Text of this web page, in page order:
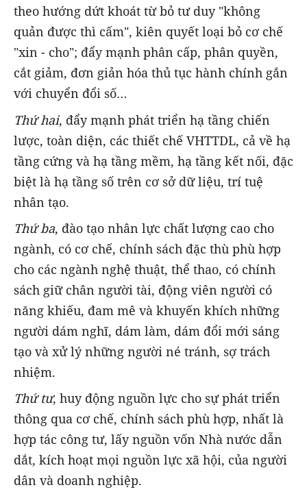
theo hướng dứt khoát từ bỏ tư duy "không
quản được thì cấm", kiên quyết loại bỏ cơ chế
"xin - cho"; đẩy mạnh phân cấp, phân quyền,
cắt giảm, đơn giản hóa thủ tục hành chính gắn
với chuyển đổi số…
Thứ hai, đẩy mạnh phát triển hạ tầng chiến
lược, toàn diện, các thiết chế VHTTDL, cả về hạ
tầng cứng và hạ tầng mềm, hạ tầng kết nối, đặc
biệt là hạ tầng số trên cơ sở dữ liệu, trí tuệ
nhân tạo.
Thứ ba, đào tạo nhân lực chất lượng cao cho
ngành, có cơ chế, chính sách đặc thù phù hợp
cho các ngành nghệ thuật, thể thao, có chính
sách giữ chân người tài, động viên người có
năng khiếu, đam mê và khuyến khích những
người dám nghĩ, dám làm, dám đổi mới sáng
tạo và xử lý những người né tránh, sợ trách
nhiệm.
Thứ tư, huy động nguồn lực cho sự phát triển
thông qua cơ chế, chính sách phù hợp, nhất là
hợp tác công tư, lấy nguồn vốn Nhà nước dẫn
dắt, kích hoạt mọi nguồn lực xã hội, của người
dân và doanh nghiệp.